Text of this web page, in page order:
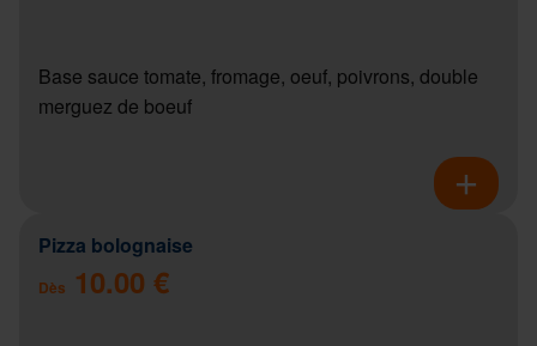
Base sauce tomate, fromage, oeuf, poivrons, double
merguez de boeuf
Pizza bolognaise
Dès 10.00 €